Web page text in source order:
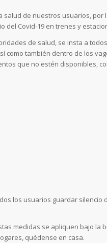
salud de nuestros usuarios,
del Covid-19 en trenes y
de salud, se insta a
como también dentro de los
que no estén disponibles,
los usuarios guardar
medidas se apliquen bajo la
quédense en casa.